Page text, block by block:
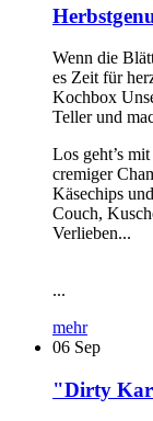
Wenn die
es Zeit für
Kochbox
Teller und
Los geht’s
cremiger
Käsechips
Couch,
Verlieben...
...
mehr
06 Sep
"Dirty